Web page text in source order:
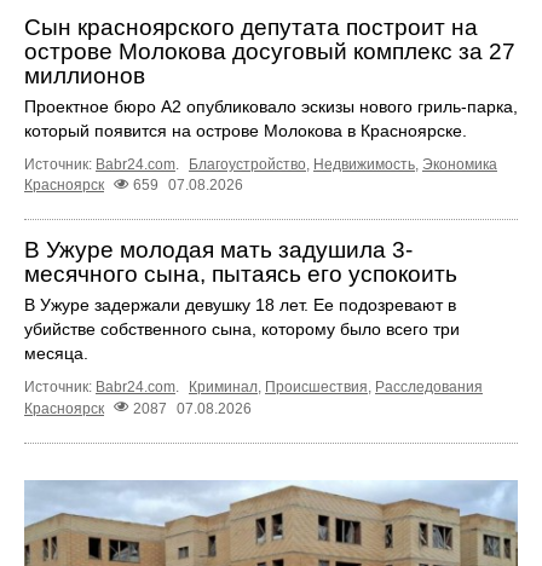
Сын красноярского депутата построит на
острове Молокова досуговый комплекс за 27
миллионов
Проектное бюро А2 опубликовало эскизы нового гриль-парка,
который появится на острове Молокова в Красноярске.
Источник: Babr24.com. Благоустройство, Недвижимость, Экономика
Красноярск
659 07.08.2026
В Ужуре молодая мать задушила 3-
месячного сына, пытаясь его успокоить
В Ужуре задержали девушку 18 лет. Ее подозревают в
убийстве собственного сына, которому было всего три
месяца.
Источник: Babr24.com. Криминал, Происшествия, Расследования
Красноярск
2087 07.08.2026